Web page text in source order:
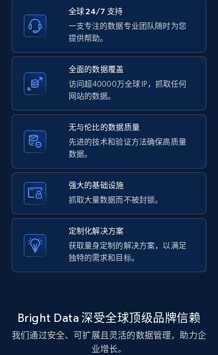
11.3K+ 1.5K+ 注册使用
LinkedIn posts - Discover user's articles by
URL
text, Date posted, and more.
11.3K+ 1.5K+ 注册使用
LinkedIn posts - Discover posts by Profile
URL
URL, ID, User id, Use url, Title, Headline, Post
text, Date posted, and more.
11.3K+ 1.5K+
company URL
URL, ID, User id, Use url, Title, Headline, Post
text, Date posted, and more.
全球 24/7 支持
一支专注的数据专业团队随时为您
提供帮助。
全面的数据覆盖
访问超40000万全球 IP，抓取任何
网站的数据。
无与伦比的数据质量
先进的技术和验证方法确保高质量
数据。
强大的基础设施
抓取大量数据而不被封锁。
定制化解决方案
获取量身定制的解决方案，以满足
独特的需求和目标。
Bright Data 深受全球顶级品牌信赖
我们通过安全、可扩展且灵活的数据管理，助力企
业增长。